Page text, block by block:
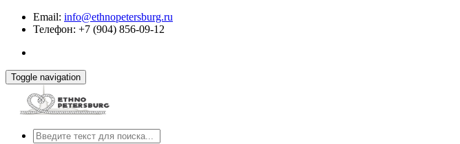
Email: info@ethnopetersburg.ru
Телефон: +7 (904) 856-09-12
Toggle navigation